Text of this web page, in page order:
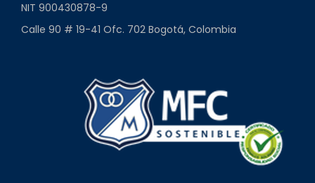
NIT 900430878-9
Calle 90 # 19-41 Ofc. 702 Bogotá, Colombia